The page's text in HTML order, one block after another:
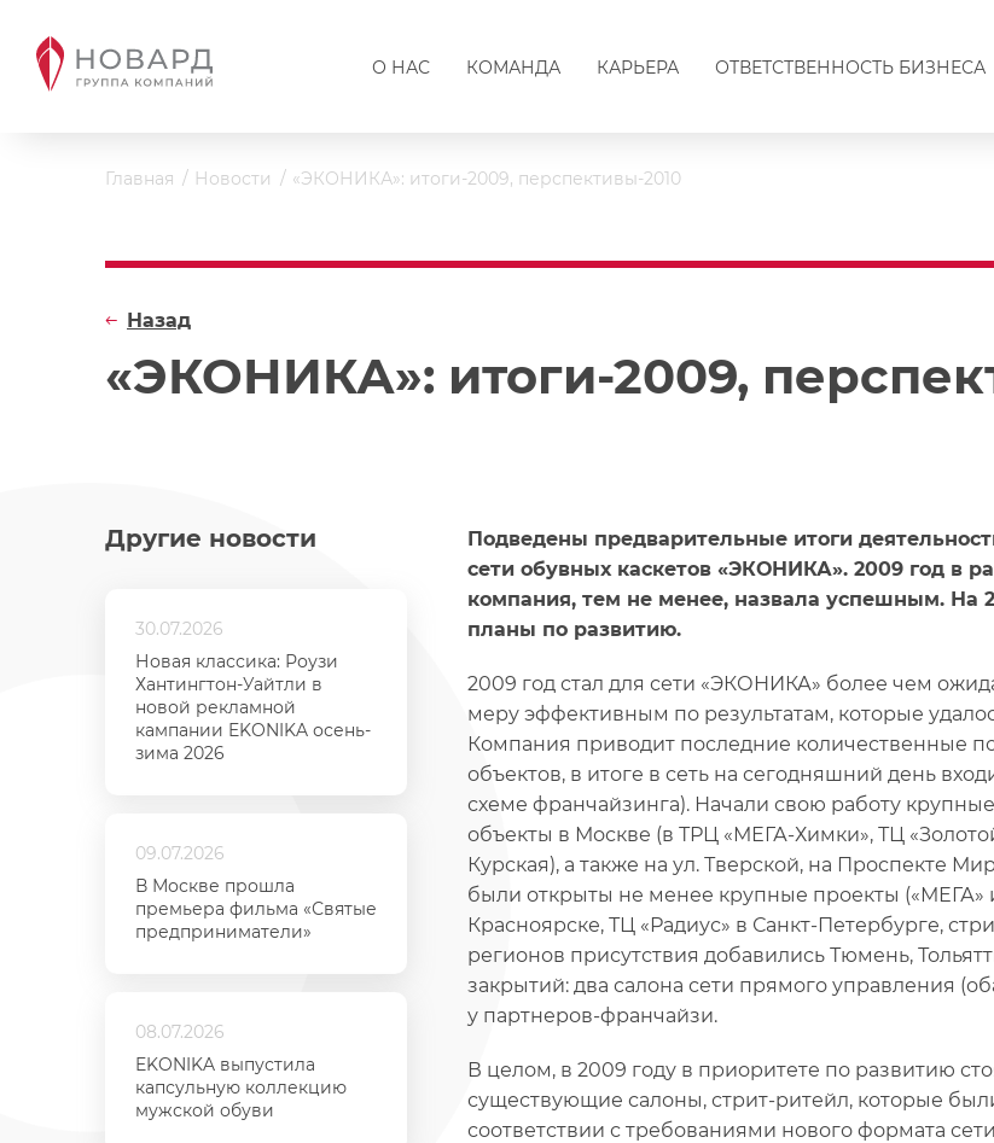
О НАС КОМАНДА КАРЬЕРА ОТВЕТСТВЕННОСТЬ БИЗНЕСА
Главная Новости «ЭКОНИКА»: итоги-2009, перспективы-2010
«ЭКОНИКА»: итоги-2009,
Назад
Другие новости
30.07.2026
Новая классика: Роузи
Хантингтон-Уайтли в
новой рекламной
кампании EKONIKA осень-
зима 2026
09.07.2026
В Москве прошла
премьера фильма «Святые
предприниматели»
08.07.2026
EKONIKA выпустила
капсульную коллекцию
мужской обуви
Подведены предварительные итоги
сети обувных каскетов «ЭКОНИКА». 2009 год в
компания, тем не менее, назвала успешным. На
планы по развитию.
2009 год стал для сети «ЭКОНИКА» более чем
меру эффективным по результатам, которые
Компания приводит последние количественные
объектов, в итоге в сеть на сегодняшний день
схеме франчайзинга). Начали свою работу
объекты в Москве (в ТРЦ «МЕГА-Химки», ТЦ
Курская), а также на ул. Тверской, на Проспекте
были открыты не менее крупные проекты («МЕГА»
Красноярске, ТЦ «Радиус» в Санкт-Петербурге,
регионов присутствия добавились Тюмень,
закрытий: два салона сети прямого управления
у партнеров-франчайзи.
В целом, в 2009 году в приоритете по развитию
существующие салоны, стрит-ритейл, которые
соответствии с требованиями нового формата